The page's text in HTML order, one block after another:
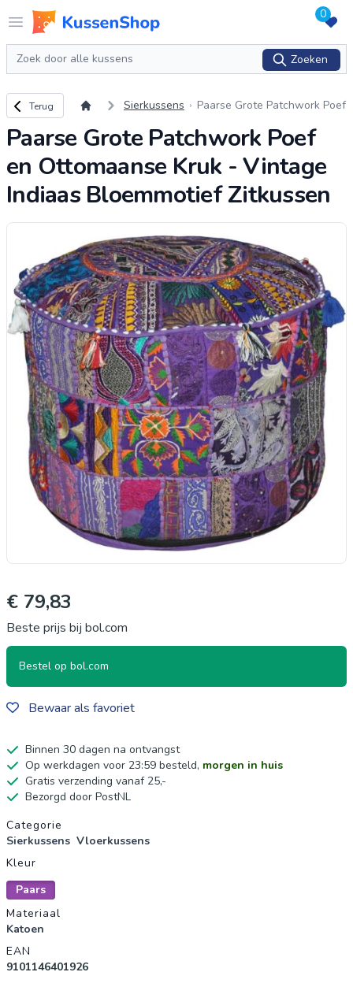
Open menu
Logo www.kussenshop.nl 0
Zoeken
Zoeken
Terug naar overzicht
Terug Sierkussens
Paarse Grote Patchwork Poef
e Indiaas Bloemmotief Zitkuss
Paarse Grote Patchwork Poef
en Ottomaanse Kruk - Vintage
Indiaas Bloemmotief Zitkussen
€ 79,83
Beste prijs bij bol.com
Bestel op bol.com
Bewaar als favoriet
Binnen 30 dagen na ontvangst
Op werkdagen voor 23:59 besteld, morgen in huis
Gratis verzending vanaf 25,-
Bezorgd door PostNL
Productgegevens
Categorie
Sierkussens Vloerkussens
Kleur
Paars
Materiaal
Katoen
EAN
9101146401926